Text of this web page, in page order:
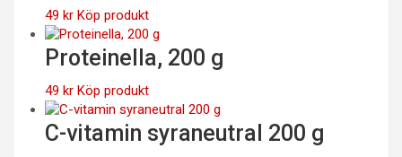
49 kr Köp produkt
Proteinella, 200 g
49 kr Köp produkt
C-vitamin syraneutral 200 g